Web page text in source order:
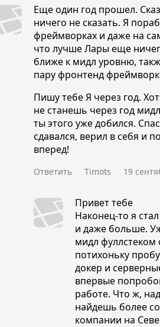
Еще один год прошел.
ничего не сказать. Я
фреймворках и даже на
что лучше Лары еще
ближе к мидл уровню,
пару фронтенд
Пишу тебе Я через год.
не станешь через год
ты этого уже добился.
сдавался, верил в себя и
вперед!
Ответить Timots 19
Привет тебе
Наконец-то я
и даже больше.
мидл
потихоньку
докер и
впервые
работе. Что ж,
найдешь более
компании на